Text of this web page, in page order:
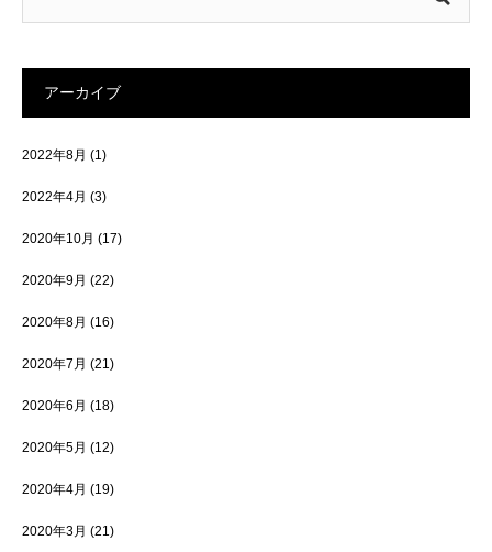
アーカイブ
2022年8月 (1)
2022年4月 (3)
2020年10月 (17)
2020年9月 (22)
2020年8月 (16)
2020年7月 (21)
2020年6月 (18)
2020年5月 (12)
2020年4月 (19)
2020年3月 (21)